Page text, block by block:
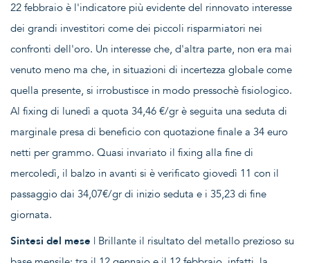
22 febbraio è l'indicatore più evidente del rinnovato interesse
dei grandi investitori come dei piccoli risparmiatori nei
confronti dell'oro. Un interesse che, d'altra parte, non era mai
venuto meno ma che, in situazioni di incertezza globale come
quella presente, si irrobustisce in modo pressochè fisiologico.
Al fixing di lunedì a quota 34,46 €/gr è seguita una seduta di
marginale presa di beneficio con quotazione finale a 34 euro
netti per grammo. Quasi invariato il fixing alla fine di
mercoledì, il balzo in avanti si è verificato giovedì 11 con il
passaggio dai 34,07€/gr di inizio seduta e i 35,23 di fine
giornata.
Sintesi del mese | Brillante il risultato del metallo prezioso su